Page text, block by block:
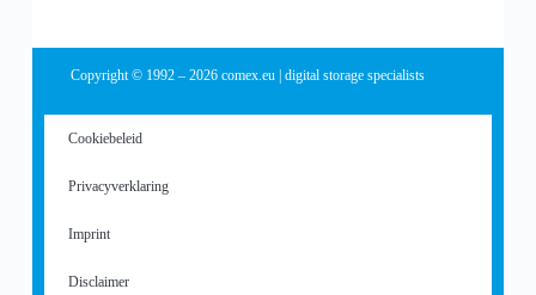
Copyright © 1992 – 2026 comex.eu | digital storage specialists
Cookiebeleid
Privacyverklaring
Imprint
Disclaimer